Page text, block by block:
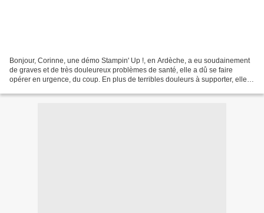
Bonjour, Corinne, une démo Stampin' Up !, en Ardèche, a eu soudainement
de graves et de très douleureux problèmes de santé, elle a dû se faire
opérer en urgence, du coup. En plus de terribles douleurs à supporter, elle